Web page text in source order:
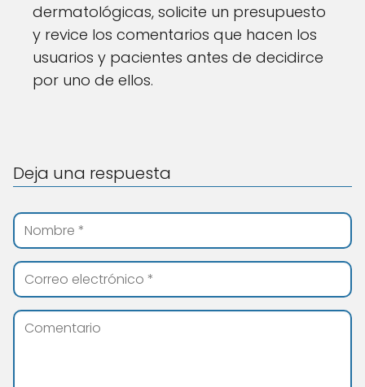
dermatológicas, solicite un presupuesto
y revice los comentarios que hacen los
usuarios y pacientes antes de decidirce
por uno de ellos.
Deja una respuesta